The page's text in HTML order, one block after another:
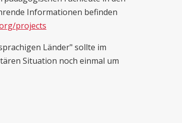
Informationen befinden
projects
Länder" sollte im
Situation noch einmal um